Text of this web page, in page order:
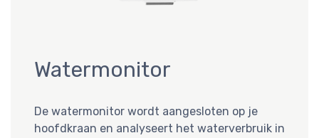
Watermonitor
De watermonitor wordt aangesloten op je
hoofdkraan en analyseert het waterverbruik in